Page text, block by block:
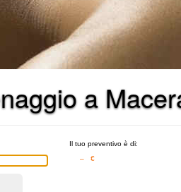
a
Il tuo preventivo è di:
– €